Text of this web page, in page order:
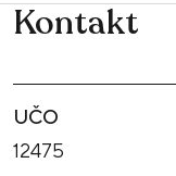
Kontakt
UČO
12475